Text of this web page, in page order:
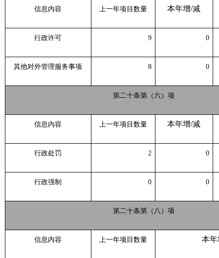
信息内容 上一年项目数量 本年增/减
行政许可 9 0
其他对外管理服务事项 8 0
第二十条第（六）项
信息内容 上一年项目数量 本年增/减
行政处罚 2 0
行政强制 0 0
第二十条第（八）项
信息内容 上一年项目数量 本